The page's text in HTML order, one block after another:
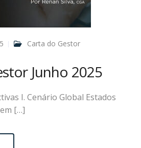
Carta do Gestor
Junho 2025
I. Cenário Global Estados
[…]